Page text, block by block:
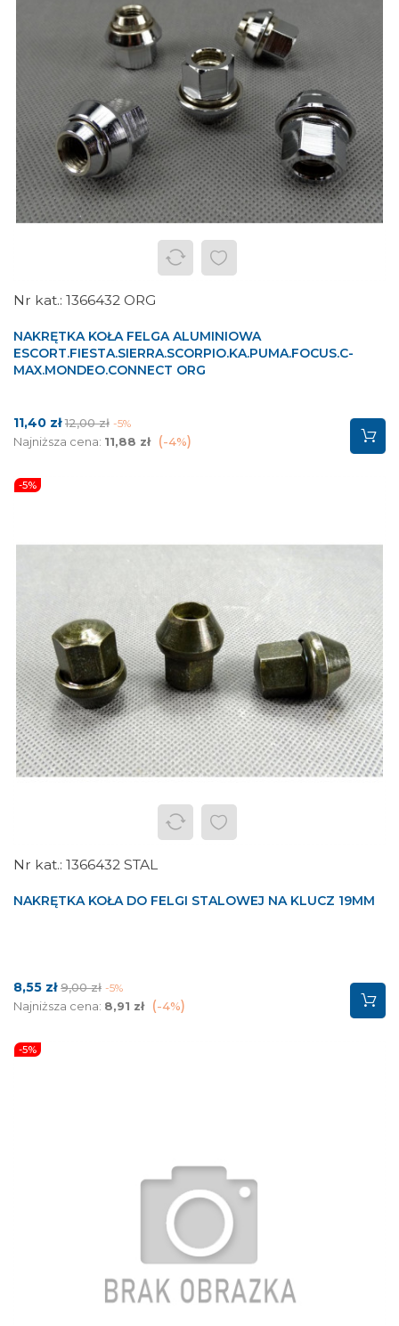
1366432 ORG
NAKRĘTKA KOŁA FELGA ALUMINIOWA
ESCORT.FIESTA.SIERRA.SCORPIO.KA.PUMA.FOCUS.C-
MAX.MONDEO.CONNECT ORG
Cena
11,40 złCena
podstawowa
12,00 zł -5%
Najniższa cena: 11,88 zł -4%
-5%
1366432 STAL
NAKRĘTKA KOŁA DO FELGI STALOWEJ NA KLUCZ 19MM
Cena
8,55 zł Cena
podstawowa
9,00 zł -5%
Najniższa cena: 8,91 zł -4%
-5%